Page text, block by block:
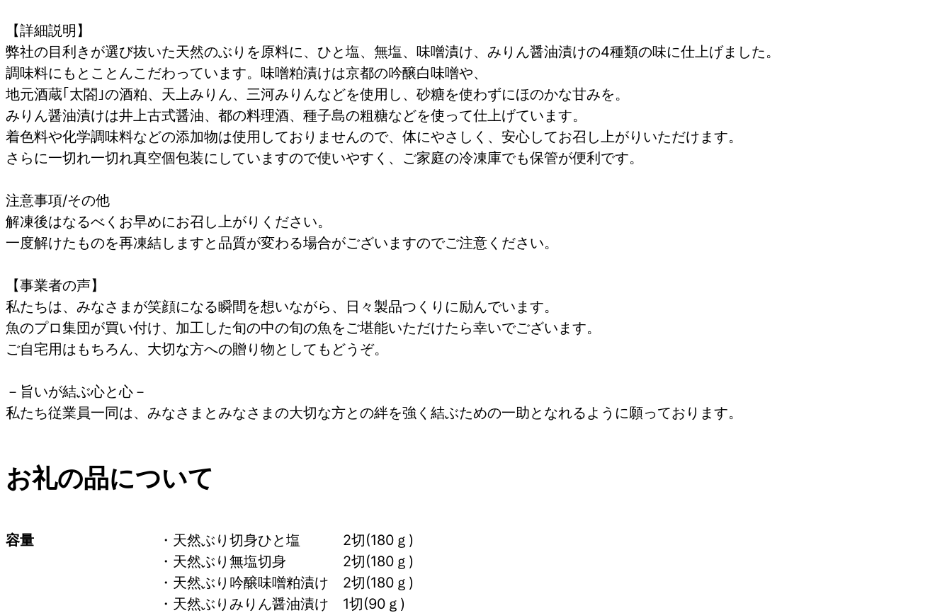
【詳細説明】
弊社の目利きが選び抜いた天然のぶりを原料に、ひと塩、無塩、味噌漬け、みりん醤油漬けの4種類の味に仕上げました。
調味料にもとことんこだわっています。味噌粕漬けは京都の吟醸白味噌や、
地元酒蔵｢太閤｣の酒粕、天上みりん、三河みりんなどを使用し、砂糖を使わずにほのかな甘みを。
みりん醤油漬けは井上古式醤油、都の料理酒、種子島の粗糖などを使って仕上げています。
着色料や化学調味料などの添加物は使用しておりませんので、体にやさしく、安心してお召し上がりいただけます。
さらに一切れ一切れ真空個包装にしていますので使いやすく、ご家庭の冷凍庫でも保管が便利です。
注意事項/その他
解凍後はなるべくお早めにお召し上がりください。
一度解けたものを再凍結しますと品質が変わる場合がございますのでご注意ください。
【事業者の声】
私たちは、みなさまが笑顔になる瞬間を想いながら、日々製品つくりに励んでいます。
魚のプロ集団が買い付け、加工した旬の中の旬の魚をご堪能いただけたら幸いでございます。
ご自宅用はもちろん、大切な方への贈り物としてもどうぞ。
－旨いが結ぶ心と心－
私たち従業員一同は、みなさまとみなさまの大切な方との絆を強く結ぶための一助となれるように願っております。
お礼の品について
容量
・天然ぶり切身ひと塩　　　2切(180ｇ)
・天然ぶり無塩切身　　　　2切(180ｇ)
・天然ぶり吟醸味噌粕漬け　2切(180ｇ)
・天然ぶりみりん醤油漬け　1切(90ｇ)